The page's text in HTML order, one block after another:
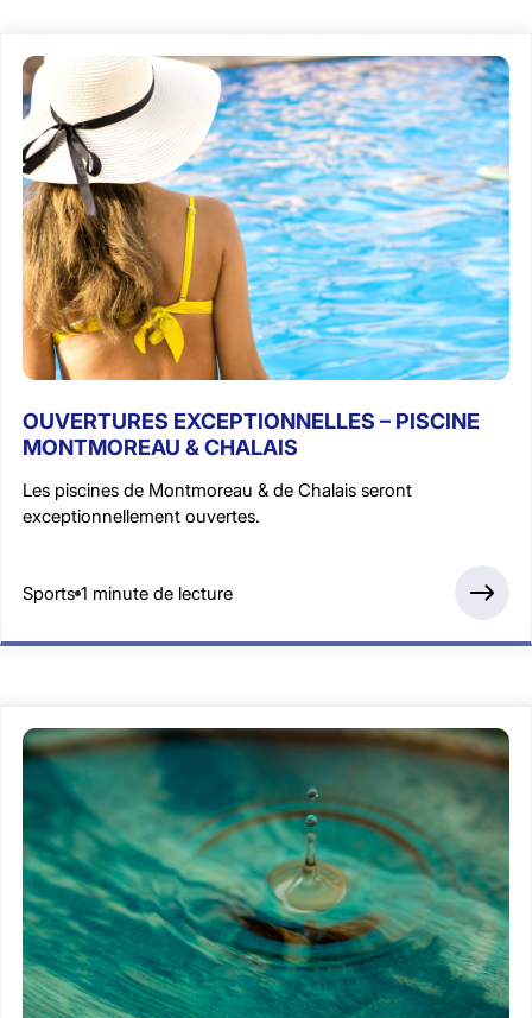
OUVERTURES EXCEPTIONNELLES – PISCINE
MONTMOREAU & CHALAIS
Les piscines de Montmoreau & de Chalais seront
exceptionnellement ouvertes.
Sports 1 minute de lecture